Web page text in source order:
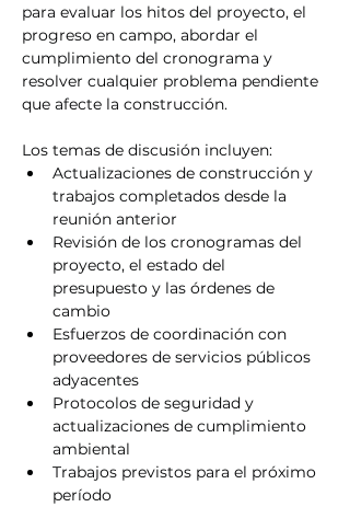
para evaluar los hitos del proyecto, el
progreso en campo, abordar el
cumplimiento del cronograma y
resolver cualquier problema pendiente
que afecte la construcción.
Los temas de discusión incluyen:
Actualizaciones de construcción y
trabajos completados desde la
reunión anterior
Revisión de los cronogramas del
proyecto, el estado del
presupuesto y las órdenes de
cambio
Esfuerzos de coordinación con
proveedores de servicios públicos
adyacentes
Protocolos de seguridad y
actualizaciones de cumplimiento
ambiental
Trabajos previstos para el próximo
período